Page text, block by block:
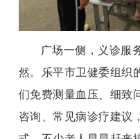
广场一侧，义诊服
然。乐平市卫健委组织
们免费测量血压、细致
咨询、常见病诊疗建议